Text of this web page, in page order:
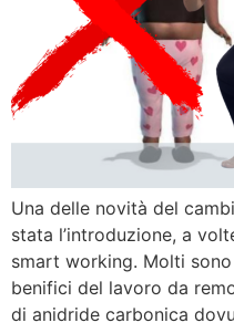
Una delle novità del
stata l’introduzione, a
smart working. Molti
benifici del lavoro da
di anidride carbonica